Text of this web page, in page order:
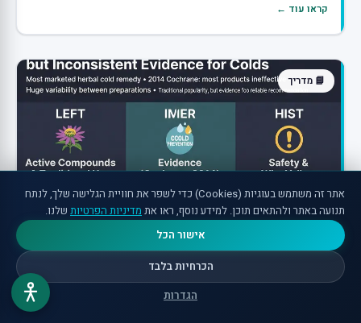
קראו עוד ←
📘 מדריך
אכינצאה והצטננות: מה המחקר באמת אומר
אכינצאה היא הצמח המפורסם והנמכר ביותר נגד הצטננות, פרח
אתר זה משתמש בעוגיות (Cookies) כדי לשפר את חוויית הגלישה שלך, לנתח
תנועה באתר ולהתאים תוכן. למידע נוסף, ראו אתמדיניות הפרטיות שלנו.
אישור הכל
הכרחיות בלבד
הגדרות